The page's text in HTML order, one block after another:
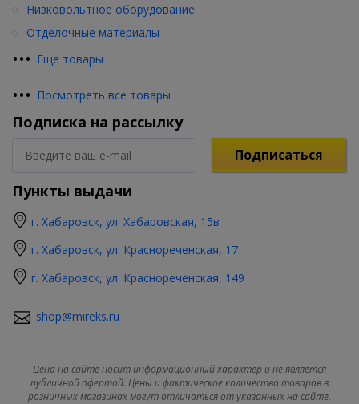
••• Еще товары
Низковольтное оборудование
Отделочные материалы
••• Посмотреть все товары
Подписка на рассылку
Подписаться
Пункты выдачи
г. Хабаровск, ул. Хабаровская, 15в
г. Хабаровск, ул. Краснореченская, 17
г. Хабаровск, ул. Краснореченская, 149
shop@mireks.ru
Цена на сайте носит информационный характер и не является
публичной офертой. Цены и фактическое количество товаров в
розничных магазинах могут отличаться от указанных на сайте.